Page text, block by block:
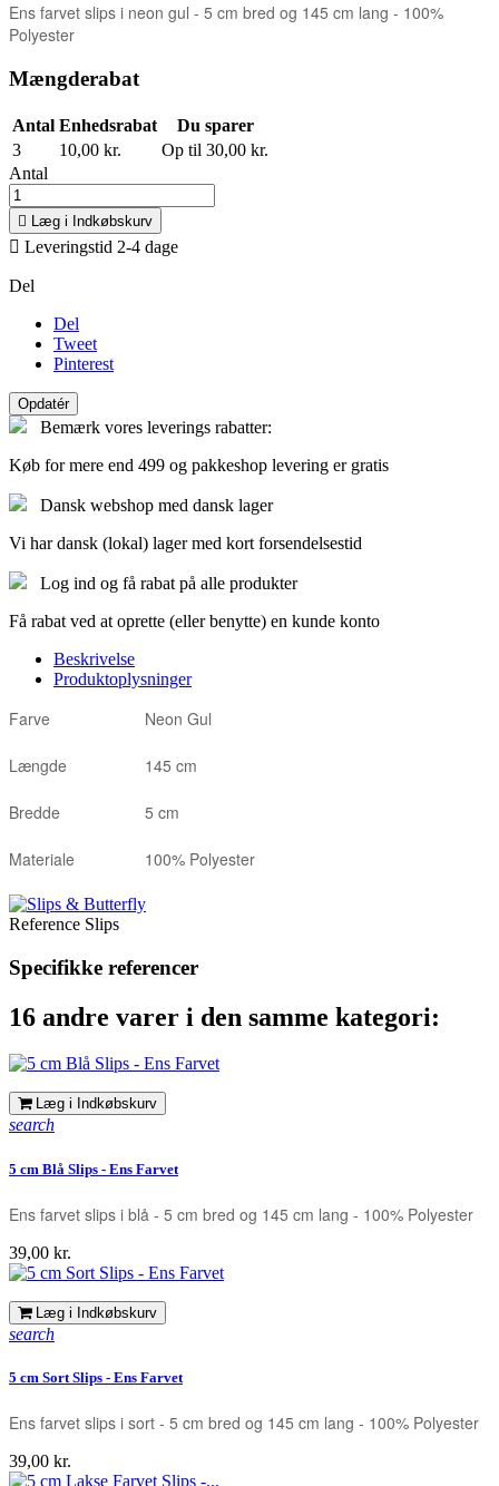
Ens farvet slips i neon gul - 5 cm bred og 145 cm lang - 100%
Polyester
Mængderabat
Antal Enhedsrabat
Du sparer
3
10,00 kr.
Op til 30,00 kr.
Antal
 Læg i Indkøbskurv
 Leveringstid 2-4 dage
Del
Del
Tweet
Pinterest
Bemærk vores leverings rabatter:
Køb for mere end 499 og pakkeshop levering er gratis
Dansk webshop med dansk lager
Vi har dansk (lokal) lager med kort forsendelsestid
Log ind og få rabat på alle produkter
Få rabat ved at oprette (eller benytte) en kunde konto
Beskrivelse
Produktoplysninger
Farve Neon Gul
Længde 145 cm
Bredde 5 cm
Materiale 100% Polyester
Reference Slips
Specifikke referencer
16 andre varer i den samme kategori:
Læg i Indkøbskurv
search
5 cm Blå Slips - Ens Farvet
Ens farvet slips i blå - 5 cm bred og 145 cm lang - 100% Polyester
Pris
39,00 kr.
Læg i Indkøbskurv
search
5 cm Sort Slips - Ens Farvet
Ens farvet slips i sort - 5 cm bred og 145 cm lang - 100% Polyester
Pris
39,00 kr.